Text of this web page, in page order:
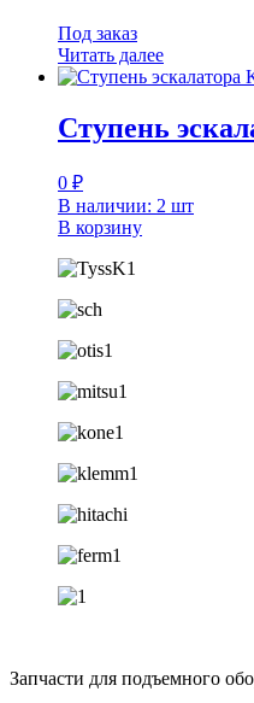
Под заказ
Читать далее
Ступень
0 ₽
В наличии: 2 шт
В корзину
Запчасти для подъемного